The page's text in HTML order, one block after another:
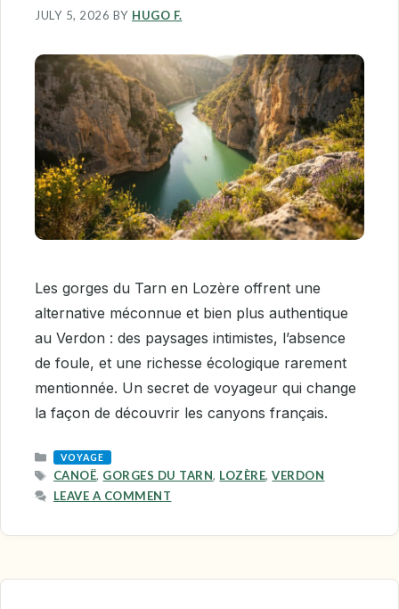
JULY 5, 2026 BY HUGO F.
Les gorges du Tarn en Lozère offrent une
alternative méconnue et bien plus authentique
au Verdon : des paysages intimistes, l’absence
de foule, et une richesse écologique rarement
mentionnée. Un secret de voyageur qui change
la façon de découvrir les canyons français.
CATEGORIES
VOYAGE
TAGS
CANOË, GORGES DU TARN, LOZÈRE,VERDON
LEAVE A COMMENT